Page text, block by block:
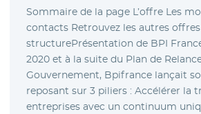
Sommaire de la page L’offre Les
contacts Retrouvez les autres
structurePrésentation de BPI
2020 et à la suite du Plan de
Gouvernement, Bpifrance lançait
reposant sur 3 piliers : Accélérer la
entreprises avec un continuum